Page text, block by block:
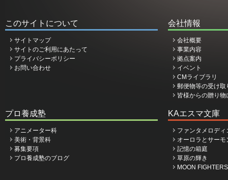
このサイトについて
サイトマップ
サイトのご利用にあたって
プライバシーポリシー
お問い合わせ
会社情報
会社概要
事業内容
拠点案内
イベント
CMライブラリ
郵便物等の受け取
皆様からの贈り
プロ養成塾
アニメーター科
美術・背景科
募集要項
プロ養成塾のブログ
KAエスマ文庫
ファンタメロデ
オーロラとサーモ
記憶の箱庭
草原の輝き
MOON